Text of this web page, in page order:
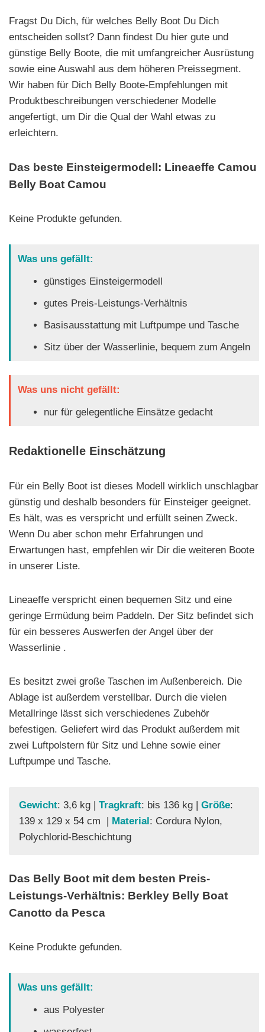
Fragst Du Dich, für welches Belly Boot Du Dich
entscheiden sollst? Dann findest Du hier gute und
günstige Belly Boote, die mit umfangreicher Ausrüstung
sowie eine Auswahl aus dem höheren Preissegment.
Wir haben für Dich Belly Boote-Empfehlungen mit
Produktbeschreibungen verschiedener Modelle
angefertigt, um Dir die Qual der Wahl etwas zu
erleichtern.
Das beste Einsteigermodell: Lineaeffe Camou
Belly Boat Camou
Keine Produkte gefunden.
Was uns gefällt:
günstiges Einsteigermodell
gutes Preis-Leistungs-Verhältnis
Basisausstattung mit Luftpumpe und Tasche
Sitz über der Wasserlinie, bequem zum Angeln
Was uns nicht gefällt:
nur für gelegentliche Einsätze gedacht
Redaktionelle Einschätzung
Für ein Belly Boot ist dieses Modell wirklich unschlagbar
günstig und deshalb besonders für Einsteiger geeignet.
Es hält, was es verspricht und erfüllt seinen Zweck.
Wenn Du aber schon mehr Erfahrungen und
Erwartungen hast, empfehlen wir Dir die weiteren Boote
in unserer Liste.
Lineaeffe verspricht einen bequemen Sitz und eine
geringe Ermüdung beim Paddeln. Der Sitz befindet sich
für ein besseres Auswerfen der Angel über der
Wasserlinie .
Es besitzt zwei große Taschen im Außenbereich. Die
Ablage ist außerdem verstellbar. Durch die vielen
Metallringe lässt sich verschiedenes Zubehör
befestigen. Geliefert wird das Produkt außerdem mit
zwei Luftpolstern für Sitz und Lehne sowie einer
Luftpumpe und Tasche.
Gewicht: 3,6 kg | Tragkraft: bis 136 kg | Größe:
139 x 129 x 54 cm | Material: Cordura Nylon,
Polychlorid-Beschichtung
Das Belly Boot mit dem besten Preis-
Leistungs-Verhältnis: Berkley Belly Boat
Canotto da Pesca
Keine Produkte gefunden.
Was uns gefällt:
aus Polyester